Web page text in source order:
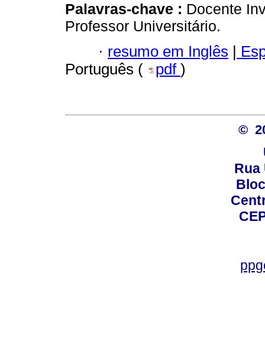
Palavras-chave : Docente
Professor Universitário.
· resumo em Inglês |
Português (
pdf )
©
Rua